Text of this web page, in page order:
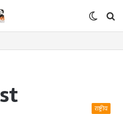
Switch
skin
राष्ट्रीय